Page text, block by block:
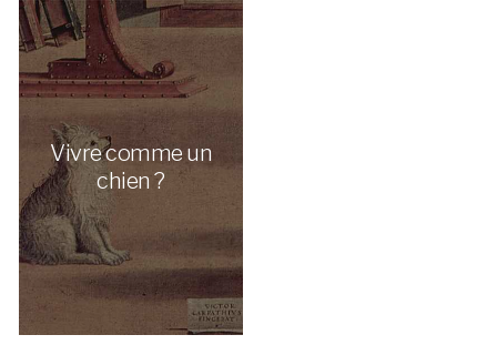
Vivre comme un
chien ?